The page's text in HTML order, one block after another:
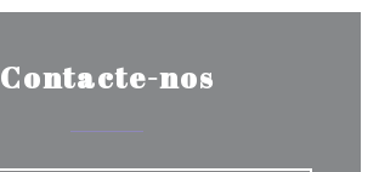
Contacte-nos